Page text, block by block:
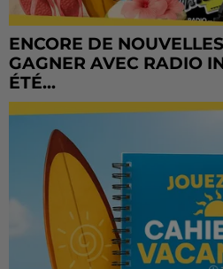
ENCORE DE
GAGNER AVEC RADIO
ÉTÉ...